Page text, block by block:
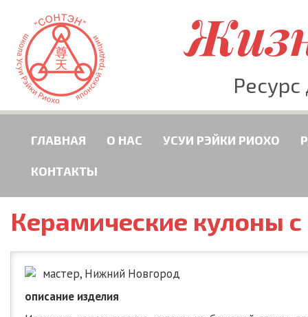
ГЛАВНАЯ О НАС УСУИ РЭЙКИ РИОХО
КОНТАКТЫ
Керамические кулоны
мастер, Нижний Новгород
описание изделия